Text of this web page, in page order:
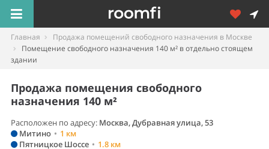
Главная
Продажа помещений свободного назначения в Москве
Помещение свободного назначения 140 м² в отдельно стоящем
здании
Продажа помещения свободного
назначения 140 м²
Расположен по адресу: Москва, Дубравная улица, 53
Митино • 1 км
Пятницкое Шоссе • 1.8 км